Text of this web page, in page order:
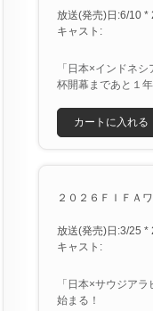
放送(発売)日:6/10 *
キャスト:
「日本×インドネ
杯開幕まであと１
カートに入れる
２０２６ＦＩＦＡ
放送(発売)日:3/25 *
キャスト:
「日本×サウジア
始まる！